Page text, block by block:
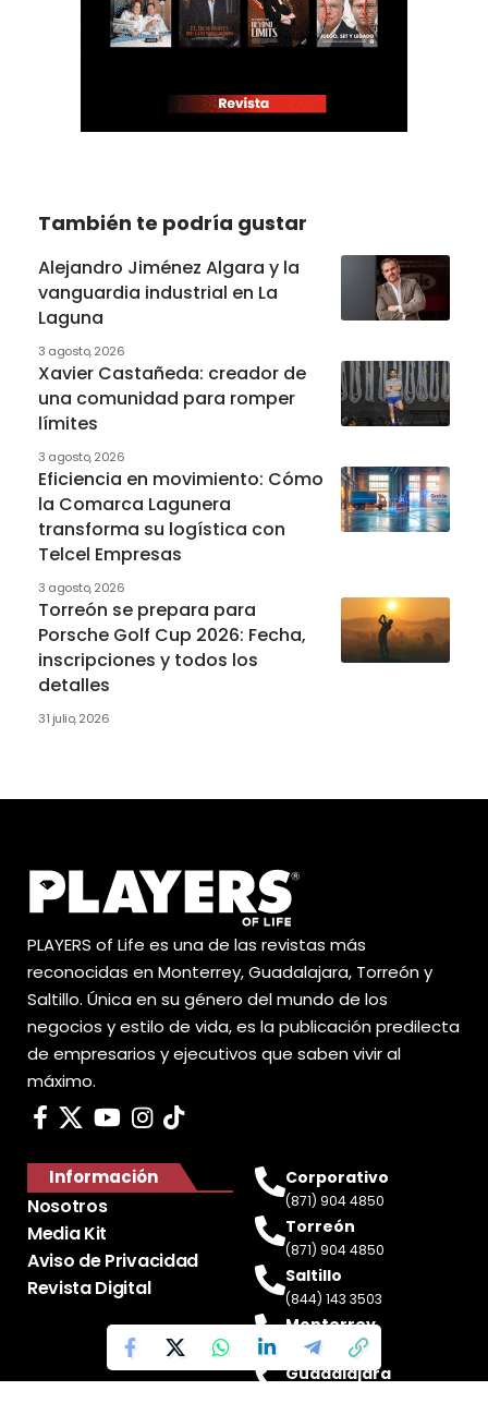
También te podría gustar
Alejandro Jiménez Algara y la
vanguardia industrial en La
Laguna
3 agosto, 2026
Xavier Castañeda: creador de
una comunidad para romper
límites
3 agosto, 2026
Eficiencia en movimiento: Cómo
la Comarca Lagunera
transforma su logística con
Telcel Empresas
3 agosto, 2026
Torreón se prepara para
Porsche Golf Cup 2026: Fecha,
inscripciones y todos los
detalles
31 julio, 2026
PLAYERS of Life es una de las revistas más
reconocidas en Monterrey, Guadalajara, Torreón y
Saltillo. Única en su género del mundo de los
negocios y estilo de vida, es la publicación predilecta
de empresarios y ejecutivos que saben vivir al
máximo.
Información
Nosotros
Media Kit
Aviso de Privacidad
Revista Digital
Corporativo
(871) 904 4850
Torreón
(871) 904 4850
Saltillo
(844) 143 3503
Monterrey
(81) 2188 0412
Guadalajara